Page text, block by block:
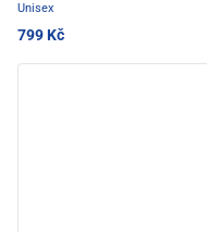
Unisex
799 Kč